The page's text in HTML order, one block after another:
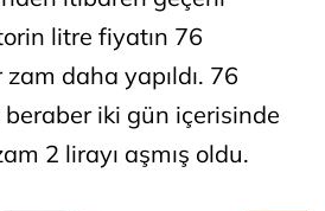
litre fiyatın 76
daha yapıldı. 76
iki gün içerisinde
2 lirayı aşmış oldu.